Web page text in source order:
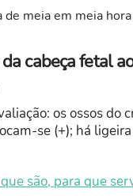
de meia em meia
cabeça fetal
os ossos
se (+); há
são, para que